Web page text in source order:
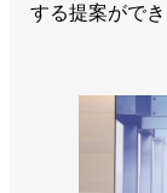
する提案がで